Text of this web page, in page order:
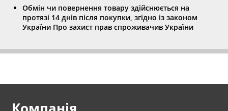
Обмін чи повернення товару здійснюється на
протязі 14 днів після покупки, згідно із законом
України Про захист прав спроживачив України